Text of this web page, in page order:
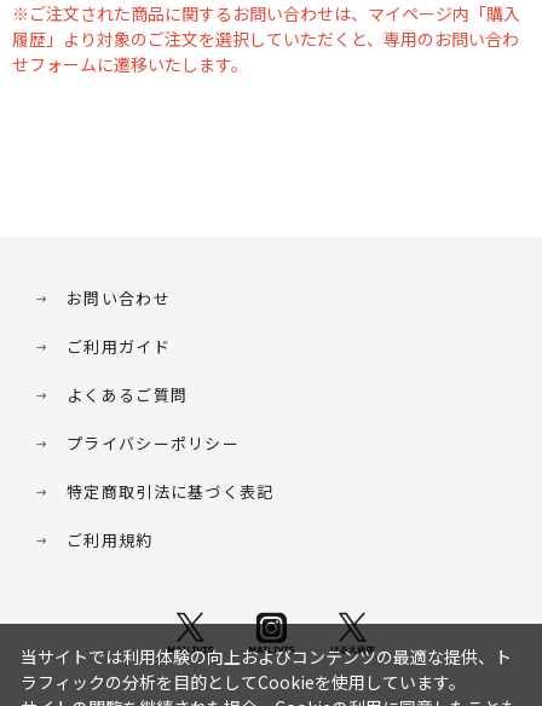
※ご注文された商品に関するお問い合わせは、マイページ内「購入
履歴」より対象のご注文を選択していただくと、専用のお問い合わ
せフォームに遷移いたします。
お問い合わせ
ご利用ガイド
よくあるご質問
プライバシーポリシー
特定商取引法に基づく表記
ご利用規約
当サイトでは利用体験の向上およびコンテンツの最適な提供、ト
ラフィックの分析を目的としてCookieを使用しています。